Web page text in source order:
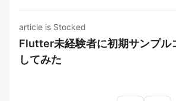
article is Stocked
Flutter未経験者に初期サンプル
してみた